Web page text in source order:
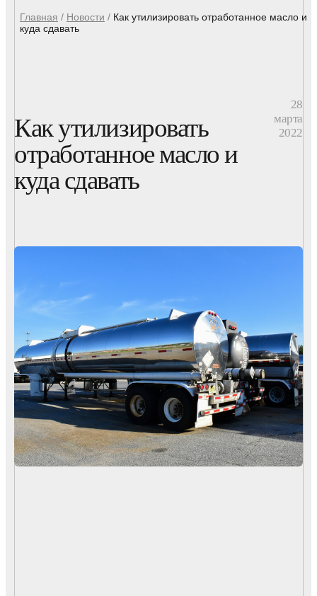
Главная / Новости / Как утилизировать отработанное масло и
куда сдавать
Как утилизировать
отработанное масло и
куда сдавать
28
марта
2022